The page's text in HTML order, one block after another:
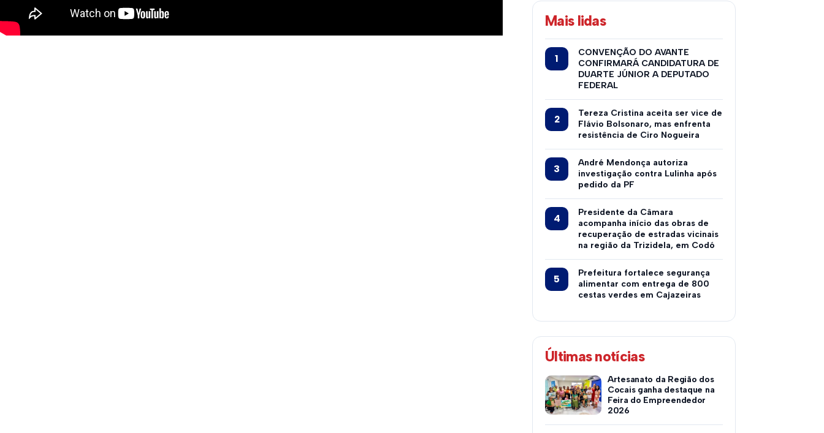
Mais lidas
CONVENÇÃO DO AVANTE
CONFIRMARÁ CANDIDATURA DE
DUARTE JÚNIOR A DEPUTADO
FEDERAL
Tereza Cristina aceita ser vice de
Flávio Bolsonaro, mas enfrenta
resistência de Ciro Nogueira
André Mendonça autoriza
investigação contra Lulinha após
pedido da PF
Presidente da Câmara
acompanha início das obras de
recuperação de estradas vicinais
na região da Trizidela, em Codó
Prefeitura fortalece segurança
alimentar com entrega de 800
cestas verdes em Cajazeiras
Últimas notícias
Artesanato da Região dos
Cocais ganha destaque na
Feira do Empreendedor
2026